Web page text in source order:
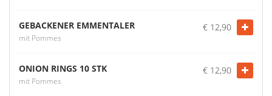
GEBACKENER EMMENTALER
mit Pommes
€ 12,90
ONION RINGS 10 STK
mit Pommes
€ 12,90